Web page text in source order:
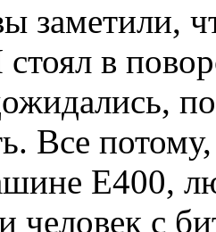
заметили,
в
Все
Е400,
человек с